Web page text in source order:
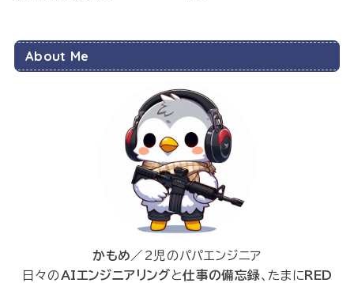
About Me
かもめ ／2児のパパエンジニア
日々のAIエンジニアリングと仕事の備忘録、たまに RED